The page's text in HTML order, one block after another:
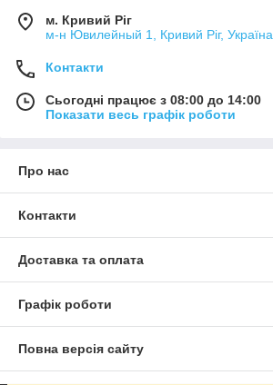
м. Кривий Ріг
м-н Ювилейный 1, Кривий Ріг, Україна
Контакти
Сьогодні працює з 08:00 до 14:00
Показати весь графік роботи
Про нас
Контакти
Доставка та оплата
Графік роботи
Повна версія сайту